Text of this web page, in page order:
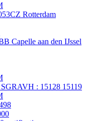
Rotterdam
Capelle aan den IJssel
: 15128 15119